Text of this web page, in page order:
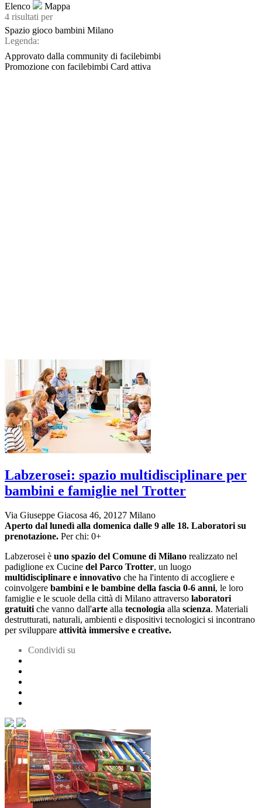
Elenco
Mappa
4 risultati per
Spazio gioco bambini Milano
Legenda:
Approvato dalla community di facilebimbi
Promozione con facilebimbi Card attiva
Labzerosei: spazio multidisciplinare per
bambini e famiglie nel Trotter
Via Giuseppe Giacosa 46, 20127 Milano
Aperto dal lunedì alla domenica dalle 9 alle 18. Laboratori su
prenotazione. Per chi: 0+
Labzerosei è uno spazio del Comune di Milano realizzato nel
padiglione ex Cucine del Parco Trotter, un luogo
multidisciplinare e innovativo che ha l'intento di accogliere e
coinvolgere bambini e le bambine della fascia 0-6 anni, le loro
famiglie e le scuole della città di Milano attraverso laboratori
gratuitiche vanno dall'arte alla tecnologia alla scienza. Materiali
destrutturati, naturali, ambienti e dispositivi tecnologici si incontrano
per sviluppare attività immersive e creative.
Condividi su